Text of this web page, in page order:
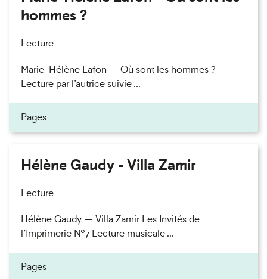
hommes ?
Lecture
Marie-Hélène Lafon — Où sont les hommes ?
Lecture par l’autrice suivie ...
Pages
Hélène Gaudy - Villa Zamir
Lecture
Hélène Gaudy — Villa Zamir Les Invités de
l’Imprimerie n°7 Lecture musicale ...
Pages